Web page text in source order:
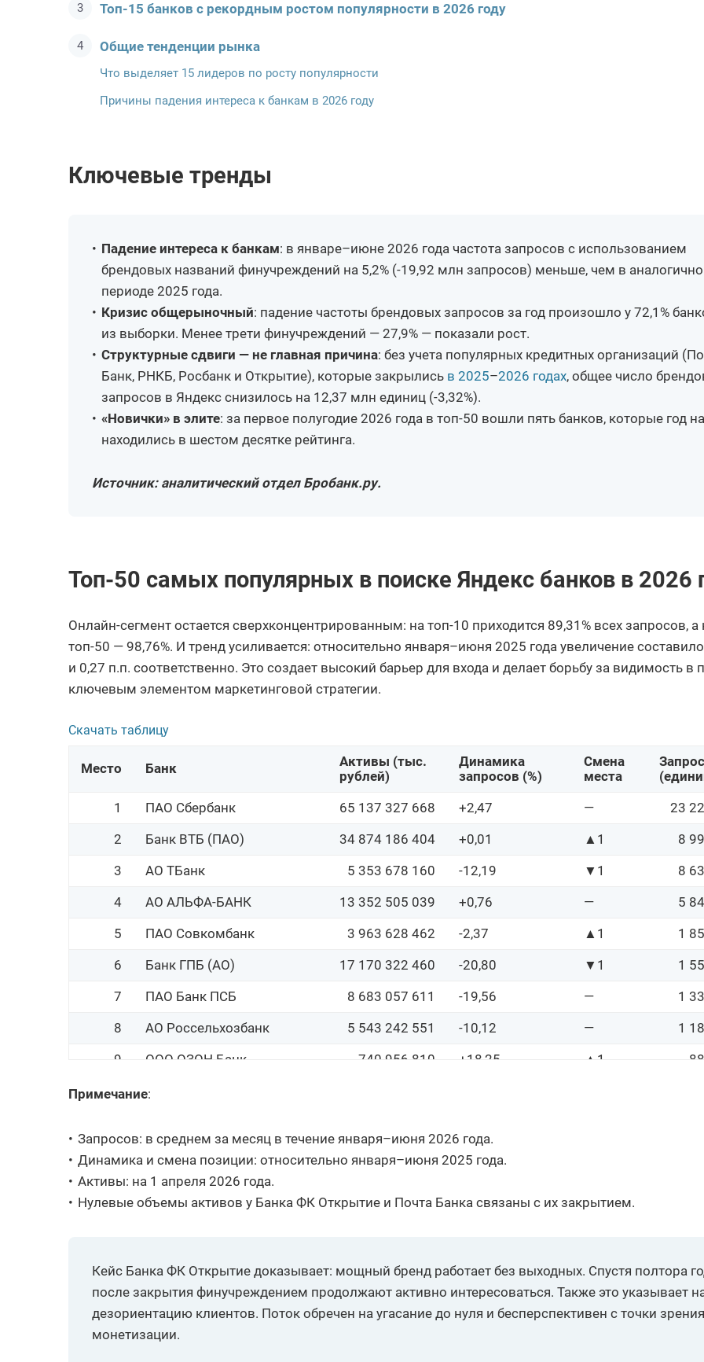
Топ-15 банков с рекордным ростом популярности в 2026 году
Общие тенденции рынка
Что выделяет 15 лидеров по росту популярности
Причины падения интереса к банкам в 2026 году
Ключевые тренды
Падение интереса к банкам: в январе–июне 2026 года частота запросов с использованием
брендовых названий финучреждений на 5,2% (-19,92 млн запросов) меньше, чем в
периоде 2025 года.
Кризис общерыночный: падение частоты брендовых запросов за год произошло у 72,1%
из выборки. Менее трети финучреждений — 27,9% — показали рост.
Структурные сдвиги — не главная причина: без учета популярных кредитных организаций
Банк, РНКБ, Росбанк и Открытие), которые закрылись в 2025–2026 годах, общее число
запросов в Яндекс снизилось на 12,37 млн единиц (-3,32%).
«Новички» в элите: за первое полугодие 2026 года в топ-50 вошли пять банков, которые год
находились в шестом десятке рейтинга.
Источник: аналитический отдел Бробанк.ру.
Топ-50 самых популярных в поиске Яндекс банков в 2026
Онлайн-сегмент остается сверхконцентрированным: на топ-10 приходится 89,31% всех запросов, а
топ-50 — 98,76%. И тренд усиливается: относительно января–июня 2025 года увеличение
и 0,27 п.п. соответственно. Это создает высокий барьер для входа и делает борьбу за видимость в
ключевым элементом маркетинговой стратегии.
Скачать таблицу
Место Банк
Активы (тыс.
рублей)
Динамика
запросов (%)
Смена
места
1
ПАО Сбербанк 65 137 327 668 +2,47 —
23
2
Банк ВТБ (ПАО) 34 874 186 404 +0,01 ▲1
8
3
АО ТБанк 5 353 678 160 -12,19 ▼1
8
4
АО АЛЬФА-БАНК 13 352 505 039 +0,76 —
5
5
ПАО Совкомбанк 3 963 628 462 -2,37 ▲1
1
6
Банк ГПБ (АО) 17 170 322 460 -20,80 ▼1
1
7
ПАО Банк ПСБ 8 683 057 611 -19,56 —
1
8
АО Россельхозбанк 5 543 242 551 -10,12 —
1
9
ООО ОЗОН Банк 740 956 810 +18,25 ▲1
10
ООО Банк Точка
12
ПАО БАНК УРАЛСИБ 781 824 403 -11,99
13
АО Банк ДОМ.РФ
16
АО Райффайзенбанк 1 956 975 367 -26,89 ▼1
17
ПАО Банк Санкт-Петербург 1 387 307 469 +6,65 ▲2
18
ПАО АК БАРС БАНК
Примечание:
Запросов: в среднем за месяц в течение января–июня 2026 года.
Динамика и смена позиции: относительно января–июня 2025 года.
Активы: на 1 апреля 2026 года.
Нулевые объемы активов у Банка ФК Открытие и Почта Банка связаны с их закрытием.
Кейс Банка ФК Открытие доказывает: мощный бренд работает без выходных. Спустя полтора
после закрытия финучреждением продолжают активно интересоваться. Также это указывает
дезориентацию клиентов. Поток обречен на угасание до нуля и бесперспективен с точки зрения
монетизации.